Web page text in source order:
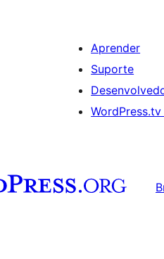
Aprender
Suporte
WordPress.tv